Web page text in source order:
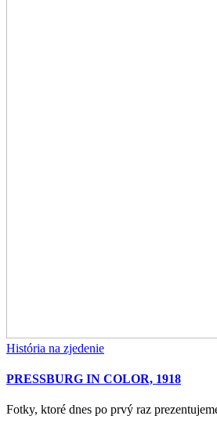
História na zjedenie
PRESSBURG IN COLOR, 1918
Fotky, ktoré dnes po prvý raz